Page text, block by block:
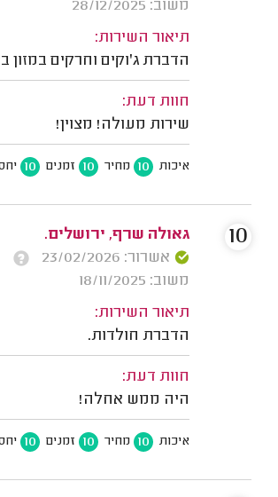
משוב: 28/12/2025
תיאור השירות:
הדברת ג'וקים וחרקים במזון
חוות דעת:
שירות מעולה! מצוין!
איכות 10 מחיר 10 זמנים 10
גאולה שרף, ירושלים.
אשרור: 23/02/2026
משוב: 18/11/2025
תיאור השירות:
הדברת חולדות.
חוות דעת:
היה ממש אחלה!
איכות 10 מחיר 10 זמנים 10
10